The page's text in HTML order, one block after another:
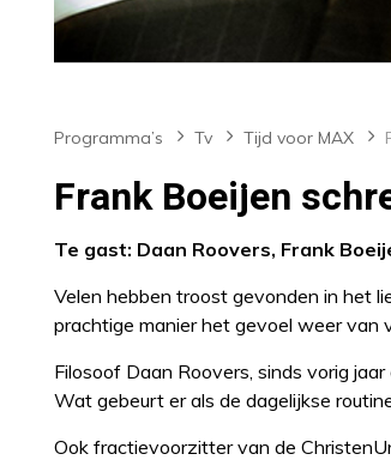
Programma’s Tv Tijd voor MAX
Frank Boeijen
Te gast: Daan Roovers, Frank
Velen hebben troost gevonden in het
prachtige manier het gevoel weer van
Filosoof Daan Roovers, sinds vorig
Wat gebeurt er als de dagelijkse
Ook fractievoorzitter van de